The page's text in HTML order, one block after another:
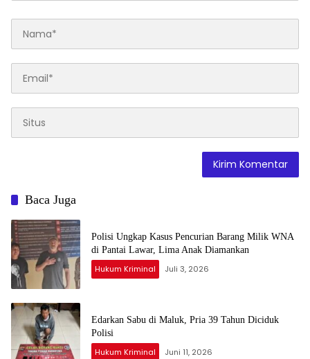
Baca Juga
Polisi Ungkap Kasus Pencurian Barang Milik WNA
di Pantai Lawar, Lima Anak Diamankan
Hukum Kriminal Juli 3, 2026
Edarkan Sabu di Maluk, Pria 39 Tahun Diciduk
Polisi
Hukum Kriminal Juni 11, 2026